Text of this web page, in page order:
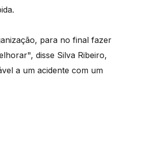
para no final fazer
disse Silva Ribeiro,
a um acidente com um